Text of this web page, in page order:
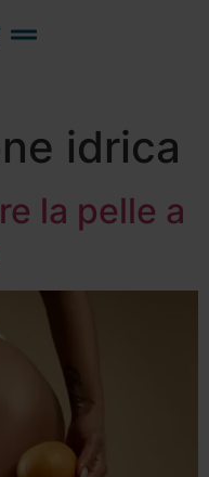
idrica
la pelle a